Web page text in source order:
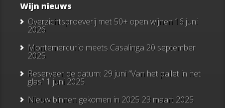
Wijn nieuws
Overzichtsproeverij met 50+ open wijnen 16 juni
2026
Montemercurio meets Casalinga 20 september
2025
Reserveer de datum: 29 juni “Van het pallet in het
glas” 1 juni 2025
Nieuw binnen gekomen in 2025 23 maart 2025